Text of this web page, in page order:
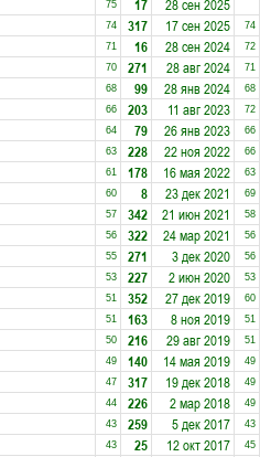
75 17 28 сен 2025
74 317 17 сен 2025 74
71 16 28 сен 2024 72
70 271 28 авг 2024 71
68 99 28 янв 2024 68
66 203 11 авг 2023 72
64 79 26 янв 2023 66
63 228 22 ноя 2022 66
61 178 16 мая 2022 63
60 8 23 дек 2021 69
57 342 21 июн 2021 58
56 322 24 мар 2021 56
55 271 3 дек 2020 56
53 227 2 июн 2020 53
51 352 27 дек 2019 60
51 163 8 ноя 2019 51
50 216 29 авг 2019 51
49 140 14 мая 2019 49
47 317 19 дек 2018 49
44 226 2 мар 2018 49
43 259 5 дек 2017 43
43 25 12 окт 2017 45